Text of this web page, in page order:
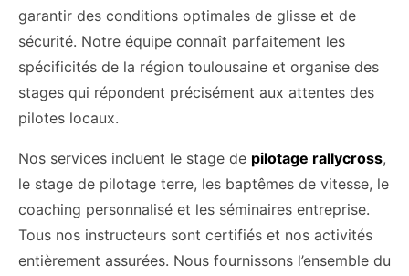
garantir des conditions optimales de glisse et de
sécurité. Notre équipe connaît parfaitement les
spécificités de la région toulousaine et organise des
stages qui répondent précisément aux attentes des
pilotes locaux.
Nos services incluent le stage de pilotage rallycross,
le stage de pilotage terre, les baptêmes de vitesse, le
coaching personnalisé et les séminaires entreprise.
Tous nos instructeurs sont certifiés et nos activités
entièrement assurées. Nous fournissons l’ensemble du